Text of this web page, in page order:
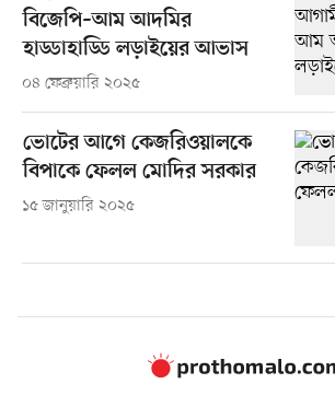
বিজেপি–আম আদমির
হাড্ডাহাড্ডি লড়াইয়ের আভাস
০৪ ফেব্রুয়ারি ২০২৫
ভোটের আগে কেজরিওয়ালকে
বিপাকে ফেলল মোদির সরকার
১৫ জানুয়ারি ২০২৫